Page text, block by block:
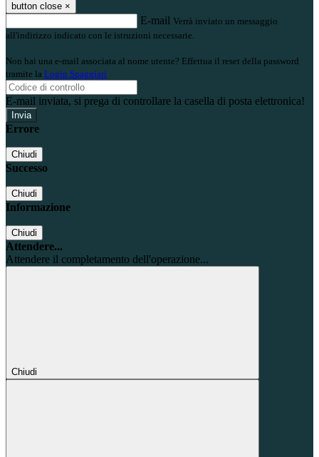
button close ×
E-mail Verrà inviato un messaggio
all'indirizzo indicato con le istruzioni necessarie.
Non hai una e-mail associata al nome utente? Effettua il reset della password
tramite la Login Spaggiari
E-mail inviata, si prega di controllare la casella di posta elettronica!
Errore
Chiudi
Successo
Chiudi
Informazione
Chiudi
Attendere...
Attendere il completamento dell'operazione...
Chiudi